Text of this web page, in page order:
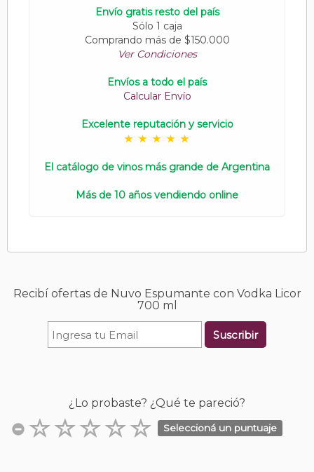
Envío gratis resto del país
Sólo 1 caja
Comprando más de $150.000
Ver Condiciones
Envíos a todo el país
Calcular Envío
Excelente reputación y servicio
El catálogo de vinos más grande de Argentina
Más de 10 años vendiendo online
Recibí ofertas de Nuvo Espumante con Vodka Licor
700 ml
Suscribir
¿Lo probaste? ¿Qué te pareció?
Seleccioná un puntuaje